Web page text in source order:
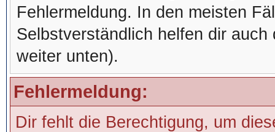
Fehlermeldung. In den meisten
Selbstverständlich helfen dir
weiter unten).
Fehlermeldung:
Dir fehlt die Berechtigung, um